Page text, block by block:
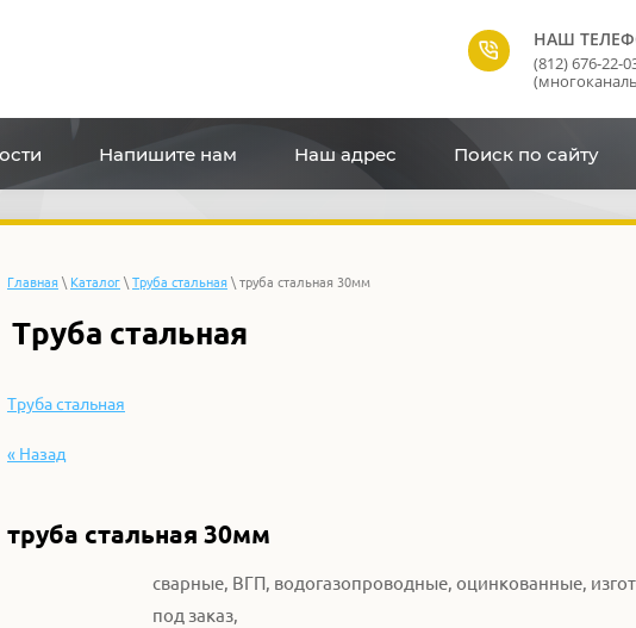
НАШ
(812) 676-22-
Напишите нам Наш адрес Поиск по сайту
Главная \ Каталог \ Труба стальная \ труба стальная 30мм
Труба стальная
Труба стальная
« Назад
труба стальная 30мм
сварные, ВГП, водогазопроводные, оцинкованные,
под заказ,